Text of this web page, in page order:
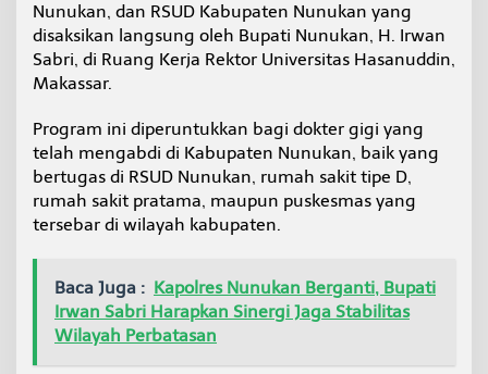
Nunukan, dan RSUD Kabupaten Nunukan yang
disaksikan langsung oleh Bupati Nunukan, H. Irwan
Sabri, di Ruang Kerja Rektor Universitas Hasanuddin,
Makassar.
Program ini diperuntukkan bagi dokter gigi yang
telah mengabdi di Kabupaten Nunukan, baik yang
bertugas di RSUD Nunukan, rumah sakit tipe D,
rumah sakit pratama, maupun puskesmas yang
tersebar di wilayah kabupaten.
Baca Juga : Kapolres Nunukan Berganti, Bupati
Irwan Sabri Harapkan Sinergi Jaga Stabilitas
Wilayah Perbatasan